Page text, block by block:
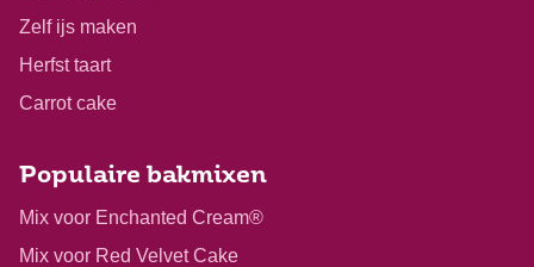
Zelf ijs maken
Herfst taart
Carrot cake
Populaire bakmixen
Mix voor Enchanted Cream®
Mix voor Red Velvet Cake